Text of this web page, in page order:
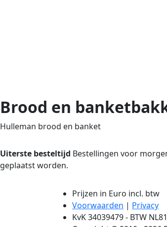
Brood en
Hulleman brood en banket
Uiterste besteltijd Bestellingen voor
geplaatst worden.
Prijzen in Euro incl. btw
Voorwaarden | Privacy
KvK 34039479 - BTW